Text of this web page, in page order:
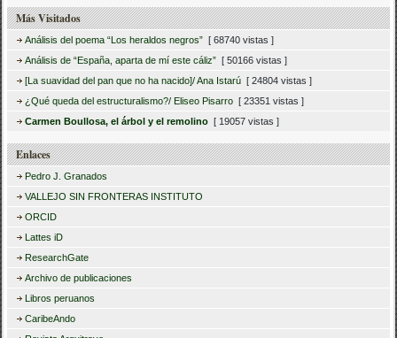
Más Visitados
Análisis del poema “Los heraldos negros” [ 68740 vistas ]
Análisis de “España, aparta de mí este cáliz” [ 50166 vistas ]
[La suavidad del pan que no ha nacido]/ Ana Istarú [ 24804 vistas ]
¿Qué queda del estructuralismo?/ Eliseo Pisarro [ 23351 vistas ]
Carmen Boullosa, el árbol y el remolino [ 19057 vistas ]
Enlaces
Pedro J. Granados
VALLEJO SIN FRONTERAS INSTITUTO
ORCID
Lattes iD
ResearchGate
Archivo de publicaciones
Libros peruanos
CaribeAndo